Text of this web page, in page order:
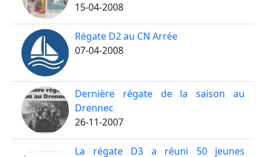
15-04-2008
Régate D2 au CN Arrée
07-04-2008
Dernière régate de la saison au
Drennec
26-11-2007
La régate D3 a réuni 50 jeunes